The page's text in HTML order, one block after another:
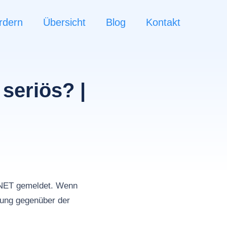
Übersicht Blog Kontakt
|
gemeldet. Wenn
gegenüber der